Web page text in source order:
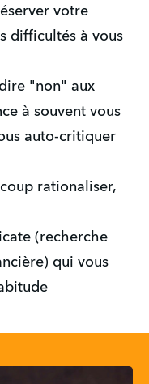
votre
difficultés à vous
"non" aux
à souvent vous
auto-critiquer
rationaliser,
(recherche
qui vous